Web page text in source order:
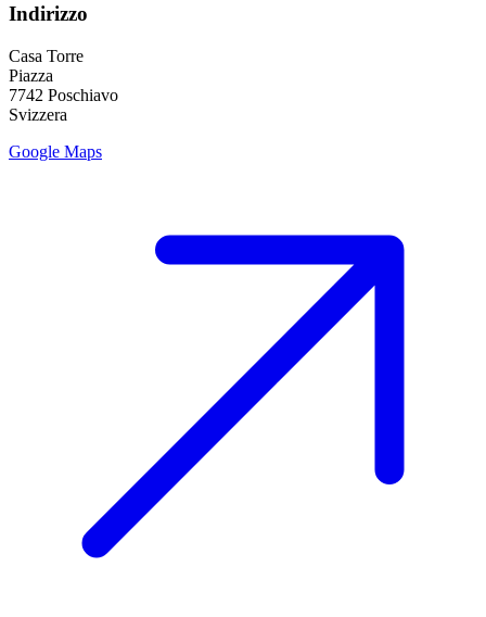
Indirizzo
Casa Torre
Piazza
7742 Poschiavo
Svizzera
Google Maps